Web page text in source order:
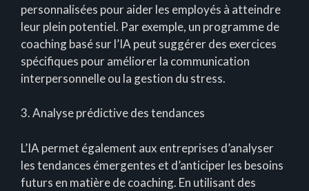
personnalisées pour aider les employés à atteindre
leur plein potentiel. Par exemple, un programme de
coaching basé sur l’IA peut suggérer des exercices
spécifiques pour améliorer la communication
interpersonnelle ou la gestion du stress.
3. Analyse prédictive des tendances
L’IA permet également aux entreprises d’analyser
les tendances émergentes et d’anticiper les besoins
futurs en matière de coaching. En utilisant des